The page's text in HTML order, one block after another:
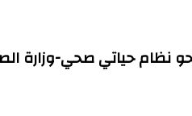
نظام حياتي صحي-وزارة